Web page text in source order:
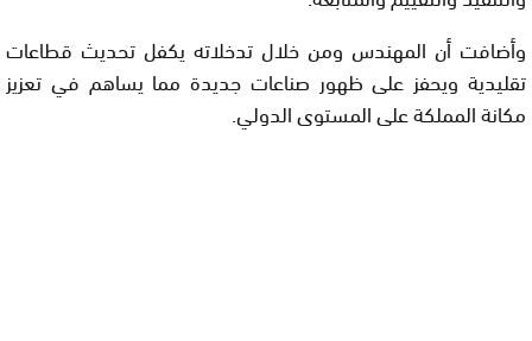
وأضافت أن المهندس ومن خلال تدخلاته يكفل تحديث قطاعات
تقليدية ويحفز على ظهور صناعات جديدة مما يساهم في تعزيز
مكانة المملكة على المستوى الدولي.